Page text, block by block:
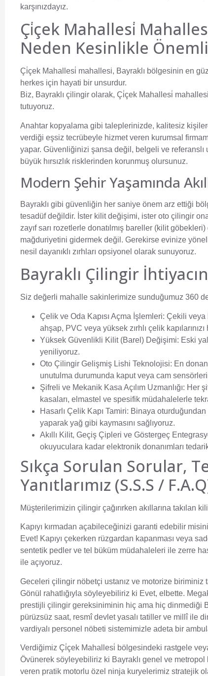
karşınızdayız.
Çi̇çek Mahallesi̇
Neden Kesinlikle
Çi̇çek Mahallesi̇ mahallesi, Bayraklı bölgesinin en
herkes için hayati bir unsurdur.
Biz, Bayraklı çilingir olarak, Çi̇çek Mahallesi̇
tutuyoruz.
Anahtar kopyalama gibi taleplerinizde, kalitesiz
verdiği eşsiz tecrübeyle hizmet veren kurumsal
yapar. Güvenliğinizi şansa değil, belgeli ve
büyük hırsızlık risklerinden korunmuş olursunuz.
Modern Şehir Yaşamında
Bayraklı gibi güvenliğin her saniye önem arz ettiği
tesadüf değildir. İster kilit değişimi, ister oto çilingir
zayıf sarı rozetlerle donatılmış bareller (kilit
mağduriyetini gidermek değil. Gerekirse evinize
nesil dayanıklı zırhları opsiyonel olarak sunuyoruz.
Bayraklı Çilingir
Siz değerli mahalle sakinlerimize sunduğumuz 360
Çelik ve Oda Kapısı Açma İşlemleri: Çekili veya
ahşap, PVC veya yüksek zırhlı çelik kapılarınızı
Yüksek Güvenlikli Kilit (Barel) Değişimi: Eski
yeniliyoruz.
Oto Çilingir Gelişmiş Lishi Teknolojisi: En
unutulma durumunda kaput veya cam
Şifreli ve Mekanik Kasa Açılım Uzmanlığı: Her
kasaları, elmastel ve spesifik müdahalelerle
Hasarlı Çelik Kapı Tamiri: Binaya oturduğundan
yaparak yağ gibi kaymasını sağlıyoruz.
Akıllı Kilit, Geçiş Çipleri ve Göstergeç
okuyuculara kadar elektronik donanımları
Sıkça Sorulan Sorular,
Yanıtlarımız (S.S.S /
Müşterilerimizin çilingir çağırırken akıllarına takılan
Kapıyı kırmadan açabileceğinizi garanti edebilir
Evet! Kapıyı çekerken rüzgardan kapanması veya
sentetik pedler ve tel büküm müdahaleleri ile zerre
ile açıyoruz.
Geceleri çilingir nöbetçi ustanız ve motorize biriminiz
Gönül rahatlığıyla söyleyebiliriz ki Evet, elbette.
prestijli çilingir gereksiniminin hiç ama hiç dinmediği
pürüzsüz saat, resmî devlet yasalı tatiller ve millî ile
vardiyalı personel nöbeti sistemimizle adeta bir
Verdiğimiz Çi̇çek Mahallesi̇ bölgesindeki rastgele
Övünerek söyleyebiliriz ki Bayraklı genel ve metropol
veren pratik motorlu özel ninja kuryelerimiz stratejik